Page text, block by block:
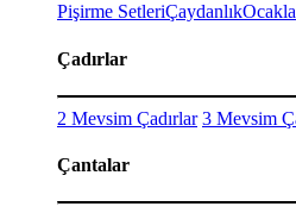
Pişirme SetleriÇaydanlık
Çadırlar
2 Mevsim Çadırlar 3 Mevsim
Çantalar